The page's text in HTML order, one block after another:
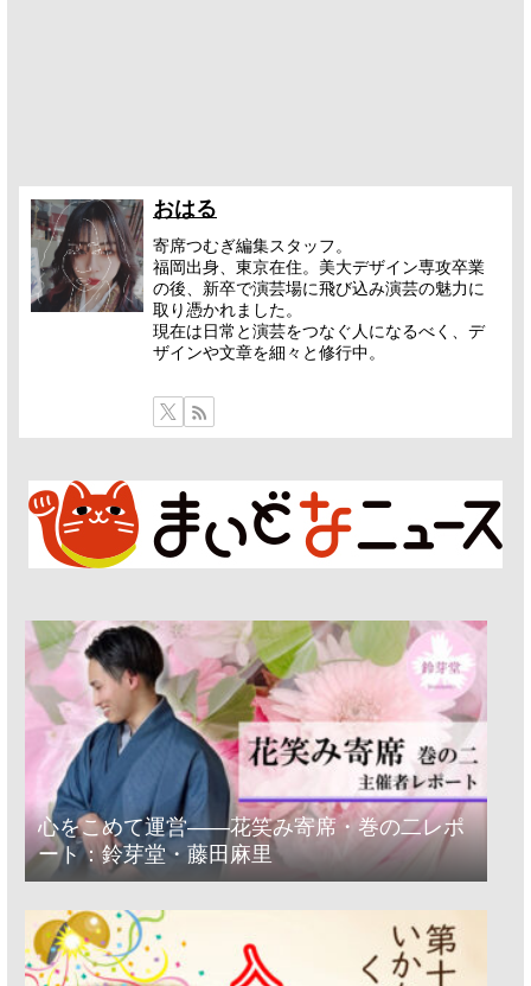
おはる
寄席つむぎ編集スタッフ。
福岡出身、東京在住。美大デザイン専攻卒業
の後、新卒で演芸場に飛び込み演芸の魅力に
取り憑かれました。
現在は日常と演芸をつなぐ人になるべく、デ
ザインや文章を細々と修行中。
心をこめて運営――花笑み寄席・巻の二レポ
ート：鈴芽堂・藤田麻里